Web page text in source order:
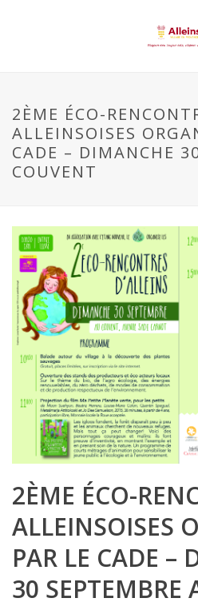
2ÈME ÉCO-
ALLEINSOISES
CADE – DIMANCHE
COUVENT
2ÈME ÉCO-
ALLEINSOISES
PAR LE CADE –
30 SEPTEMBRE